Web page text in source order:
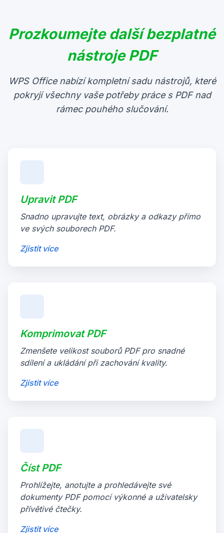
Prozkoumejte další bezplatné
nástroje PDF
WPS Office nabízí kompletní sadu nástrojů, které
pokryjí všechny vaše potřeby práce s PDF nad
rámec pouhého slučování.
Upravit PDF
Snadno upravujte text, obrázky a odkazy přímo
ve svých souborech PDF.
Zjistit více
Komprimovat PDF
Zmenšete velikost souborů PDF pro snadné
sdílení a ukládání při zachování kvality.
Zjistit více
Číst PDF
Prohlížejte, anotujte a prohledávejte své
dokumenty PDF pomocí výkonné a uživatelsky
přívětivé čtečky.
Zjistit více